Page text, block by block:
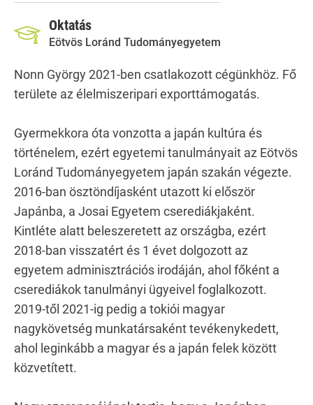
Oktatás
Eötvös Loránd Tudományegyetem
Nonn György 2021-ben csatlakozott cégünkhöz. Fő
területe az élelmiszeripari exporttámogatás.
Gyermekkora óta vonzotta a japán kultúra és
történelem, ezért egyetemi tanulmányait az Eötvös
Loránd Tudományegyetem japán szakán végezte.
2016-ban ösztöndíjasként utazott ki először
Japánba, a Josai Egyetem cserediákjaként.
Kintléte alatt beleszeretett az országba, ezért
2018-ban visszatért és 1 évet dolgozott az
egyetem adminisztrációs irodáján, ahol főként a
cserediákok tanulmányi ügyeivel foglalkozott.
2019-től 2021-ig pedig a tokiói magyar
nagykövetség munkatársaként tevékenykedett,
ahol leginkább a magyar és a japán felek között
közvetített.